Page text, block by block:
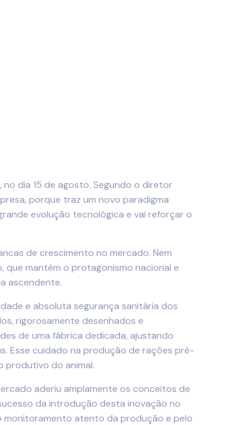
dia 15 de agosto. Segundo o diretor
porque traz um novo paradigma
evolução tecnológica e vai reforçar o
de crescimento no mercado. Nem
que mantém o protagonismo nacional e
ascendente.
e absoluta segurança sanitária dos
rigorosamente desenhados e
de uma fábrica dedicada, ajustando
Esse cuidado na produção de rações pré-
produtivo do animal.
aderiu amplamente os conceitos de
da introdução desta inovação no
atento da produção e pelo